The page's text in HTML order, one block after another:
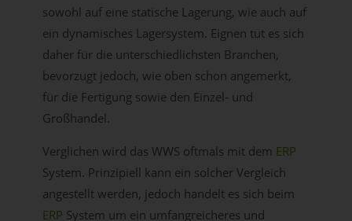
sowohl auf eine statische Lagerung, wie auch auf
ein dynamisches Lagersystem. Eignen tut es sich
daher für die unterschiedlichsten Branchen,
bevorzugt jedoch, wie oben schon angemerkt,
für die Fertigung sowie den Einzel- und
Großhandel.
Verglichen wird das WWS oftmals mit dem ERP
System. Prinzipiell kann ein solcher Vergleich
angestellt werden, jedoch handelt es sich beim
ERP System um ein umfangreicheres und